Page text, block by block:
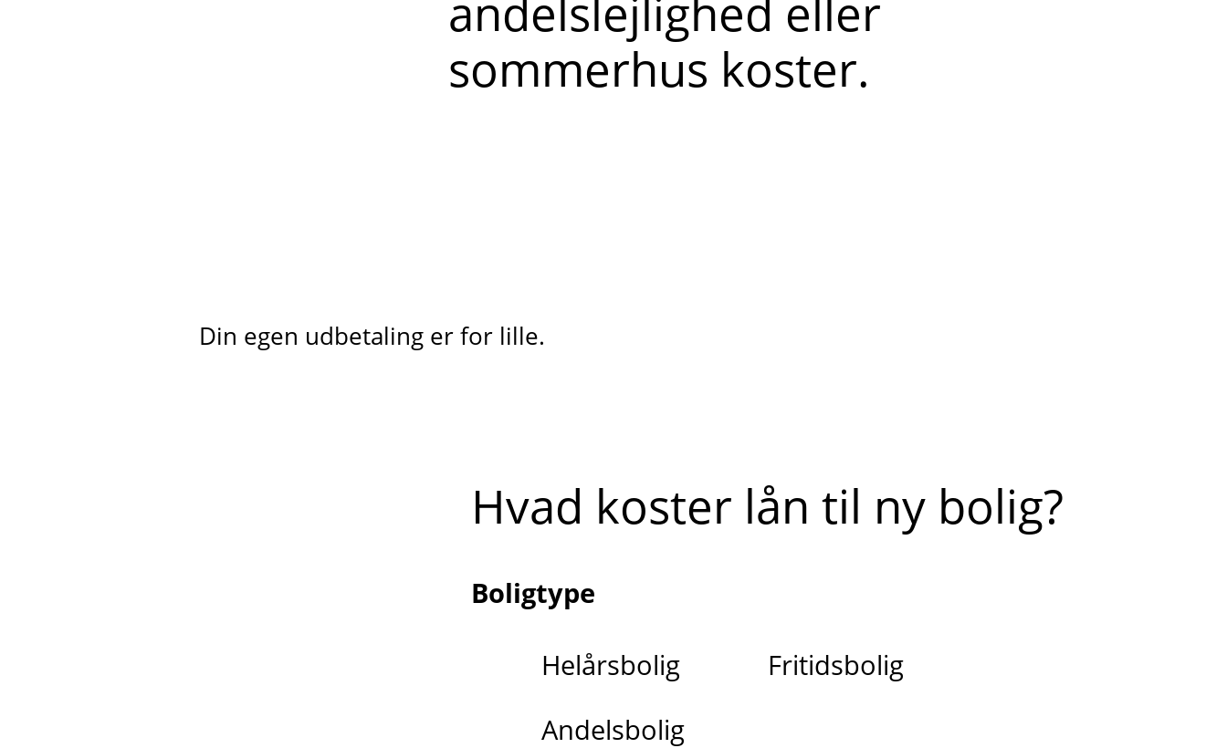
andelslejlighed eller
sommerhus koster.
Din egen udbetaling er for lille.
Hvad koster lån til ny bolig?
Boligtype
Helårsbolig
Fritidsbolig
Andelsbolig